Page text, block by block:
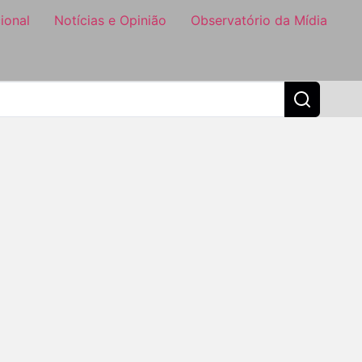
Notícias e Opinião Observatório da Mídia